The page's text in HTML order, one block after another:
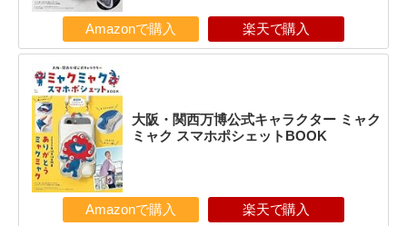
Amazonで購入 楽天で購入
大阪・関西万博公式キャラクター ミャク
ミャク スマホポシェットBOOK
Amazonで購入 楽天で購入